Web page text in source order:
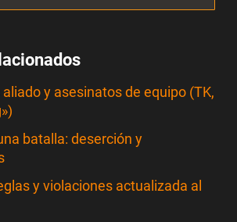
y asesinatos de equipo (TK,
batalla: deserción y
y violaciones actualizada al